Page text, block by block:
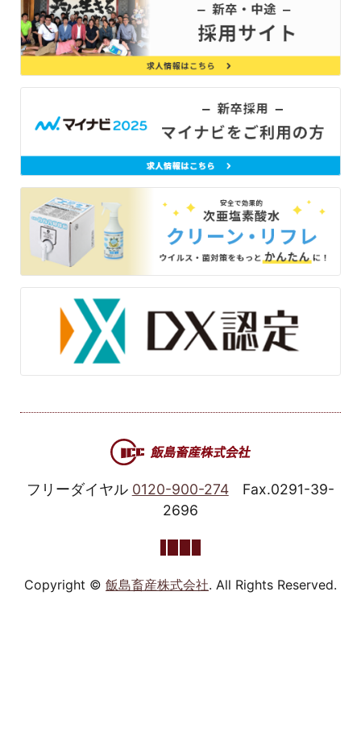
フリーダイヤル 0120-900-274
Fax.0291-39-
2696
Copyright © 飯島畜産株式会社. All Rights Reserved.